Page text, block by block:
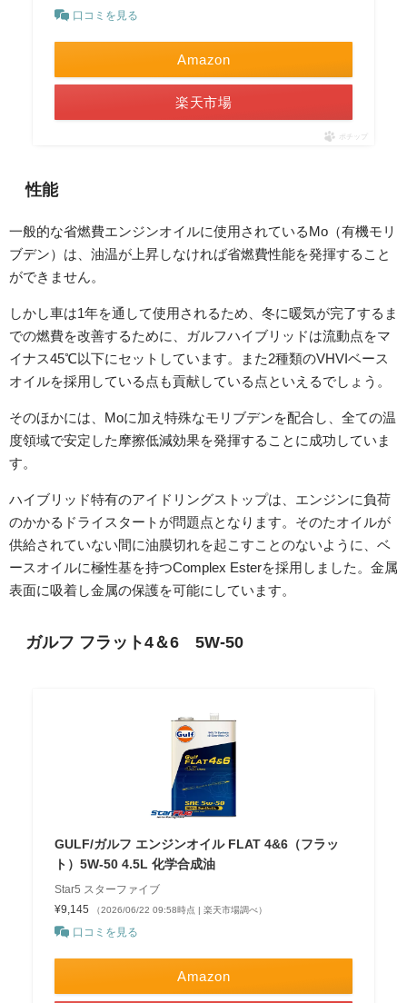
口コミを見る
Amazon
楽天市場
ポチップ
性能
一般的な省燃費エンジンオイルに使用されているMo（有機モリ
ブデン）は、油温が上昇しなければ省燃費性能を発揮すること
ができません。
しかし車は1年を通して使用されるため、冬に暖気が完了するま
での燃費を改善するために、ガルフハイブリッドは流動点をマ
イナス45℃以下にセットしています。また2種類のVHVIベース
オイルを採用している点も貢献している点といえるでしょう。
そのほかには、Moに加え特殊なモリブデンを配合し、全ての温
度領域で安定した摩擦低減効果を発揮することに成功していま
す。
ハイブリッド特有のアイドリングストップは、エンジンに負荷
のかかるドライスタートが問題点となります。そのたオイルが
供給されていない間に油膜切れを起こすことのないように、ベ
ースオイルに極性基を持つComplex Esterを採用しました。金属
表面に吸着し金属の保護を可能にしています。
ガルフ フラット4＆6 5W-50
GULF/ガルフ エンジンオイル FLAT 4&6（フラッ
ト）5W-50 4.5L 化学合成油
Star5 スターファイブ
¥9,145
（2026/06/22 09:58時点 | 楽天市場調べ）
口コミを見る
Amazon